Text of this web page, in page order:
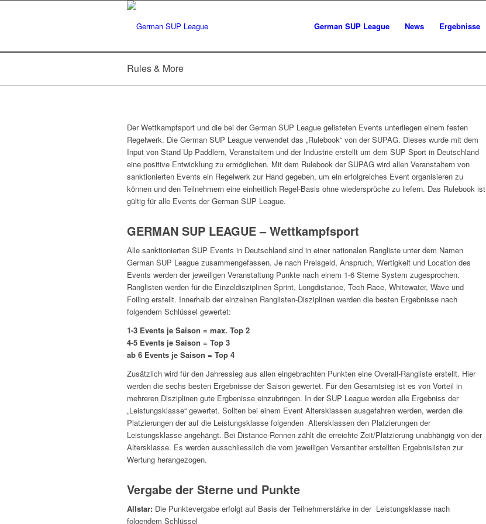
German SUP League News Ergebnisse
Rules & More
Der Wettkampfsport und die bei der German SUP League gelisteten Events unterliegen einem festen
Regelwerk. Die German SUP League verwendet das „Rulebook“ von der SUPAG. Dieses wurde mit dem
Input von Stand Up Paddlern, Veranstaltern und der Industrie erstellt um dem SUP Sport in Deutschland
eine positive Entwicklung zu ermöglichen. Mit dem Rulebook der SUPAG wird allen Veranstaltern von
sanktionierten Events ein Regelwerk zur Hand gegeben, um ein erfolgreiches Event organisieren zu
können und den Teilnehmern eine einheitlich Regel-Basis ohne wiedersprüche zu liefern. Das Rulebook ist
gültig für alle Events der German SUP League.
GERMAN SUP LEAGUE – Wettkampfsport
Alle sanktionierten SUP Events in Deutschland sind in einer nationalen Rangliste unter dem Namen
German SUP League zusammengefassen. Je nach Preisgeld, Anspruch, Wertigkeit und Location des
Events werden der jeweiligen Veranstaltung Punkte nach einem 1-6 Sterne System zugesprochen.
Ranglisten werden für die Einzeldisziplinen Sprint, Longdistance, Tech Race, Whitewater, Wave und
Foiling erstellt. Innerhalb der einzelnen Ranglisten-Disziplinen werden die besten Ergebnisse nach
folgendem Schlüssel gewertet:
1-3 Events je Saison = max. Top 2
4-5 Events je Saison = Top 3
ab 6 Events je Saison = Top 4
Zusätzlich wird für den Jahressieg aus allen eingebrachten Punkten eine Overall-Rangliste erstellt. Hier
werden die sechs besten Ergebnisse der Saison gewertet. Für den Gesamtsieg ist es von Vorteil in
mehreren Disziplinen gute Ergbenisse einzubringen. In der SUP League werden alle Ergebniss der
„Leistungsklasse“ gewertet. Sollten bei einem Event Altersklassen ausgefahren werden, werden die
Platzierungen der auf die Leistungsklasse folgenden Altersklassen den Platzierungen der
Leistungsklasse angehängt. Bei Distance-Rennen zählt die erreichte Zeit/Platzierung unabhängig von der
Altersklasse. Es werden ausschliesslich die vom jeweiligen Versantlter erstellten Ergebnislisten zur
Wertung herangezogen.
Vergabe der Sterne und Punkte
Allstar: Die Punktevergabe erfolgt auf Basis der Teilnehmerstärke in der Leistungsklasse nach
folgendem Schlüssel